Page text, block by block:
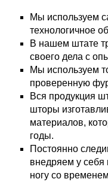
Мы используем
технологичное
В нашем штате
своего дела с
Мы используем
проверенную
Вся продукция
шторы
материалов,
годы.
Постоянно
внедряем у себя
ногу со